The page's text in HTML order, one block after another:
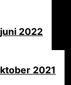
2022
2021